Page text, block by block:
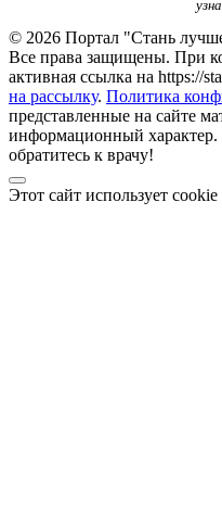
© 2026 Портал "Стань
Все права защищены. При
активная ссылка на https://
на рассылку. Политика
представленные на сайте
информационный характер.
обратитесь к врачу!
Этот сайт использует